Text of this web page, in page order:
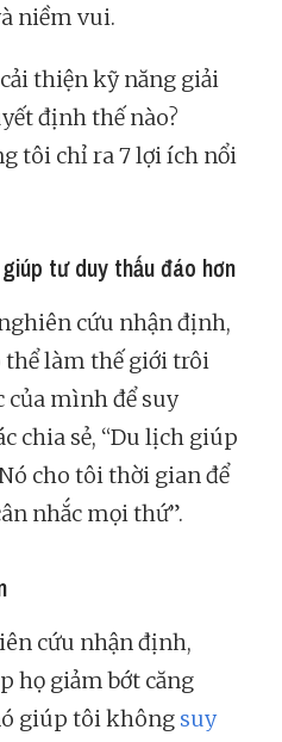
niềm vui.
thiện kỹ năng giải
định thế nào?
tôi chỉ ra 7 lợi ích nổi
tư duy thấu đáo hơn
cứu nhận định,
thể làm thế giới trôi
của mình để suy
chia sẻ, “Du lịch giúp
cho tôi thời gian để
nhắc mọi thứ”.
cứu nhận định,
họ giảm bớt căng
giúp tôi không suy